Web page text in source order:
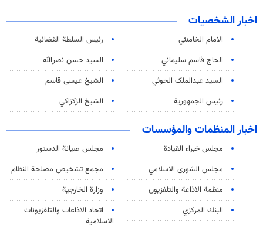
اخبار الشخصيات
الامام الخامنئي
رئیس السلطة القضائیة
الحاج قاسم سليماني
السيد حسن نصرالله
السید عبدالملک الحوثي
الشيخ عيسى قاسم
رئيس الجمهورية
الشيخ الزكزاكي
اخبار المنظمات والمؤسسات
مجلس خبراء القيادة
مجلس صيانة الدستور
مجلس الشورى الاسلامي
مجمع تشخيص مصلحة النظام
منظمة الاذاعة والتلفزیون
وزارة الخارجية
البنك المركزي
اتحاد الاذاعات والتلفزيونات
الاسلامية